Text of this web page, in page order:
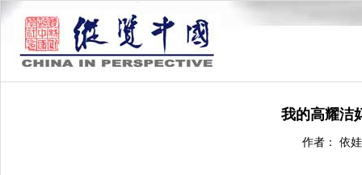
我的高耀洁
作者： 依娃